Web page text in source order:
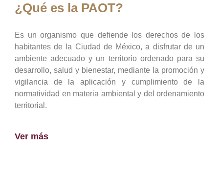
¿Qué es la PAOT?
Es un organismo que defiende los derechos de los
habitantes de la Ciudad de México, a disfrutar de un
ambiente adecuado y un territorio ordenado para su
desarrollo, salud y bienestar, mediante la promoción y
vigilancia de la aplicación y cumplimiento de la
normatividad en materia ambiental y del ordenamiento
territorial.
Ver más